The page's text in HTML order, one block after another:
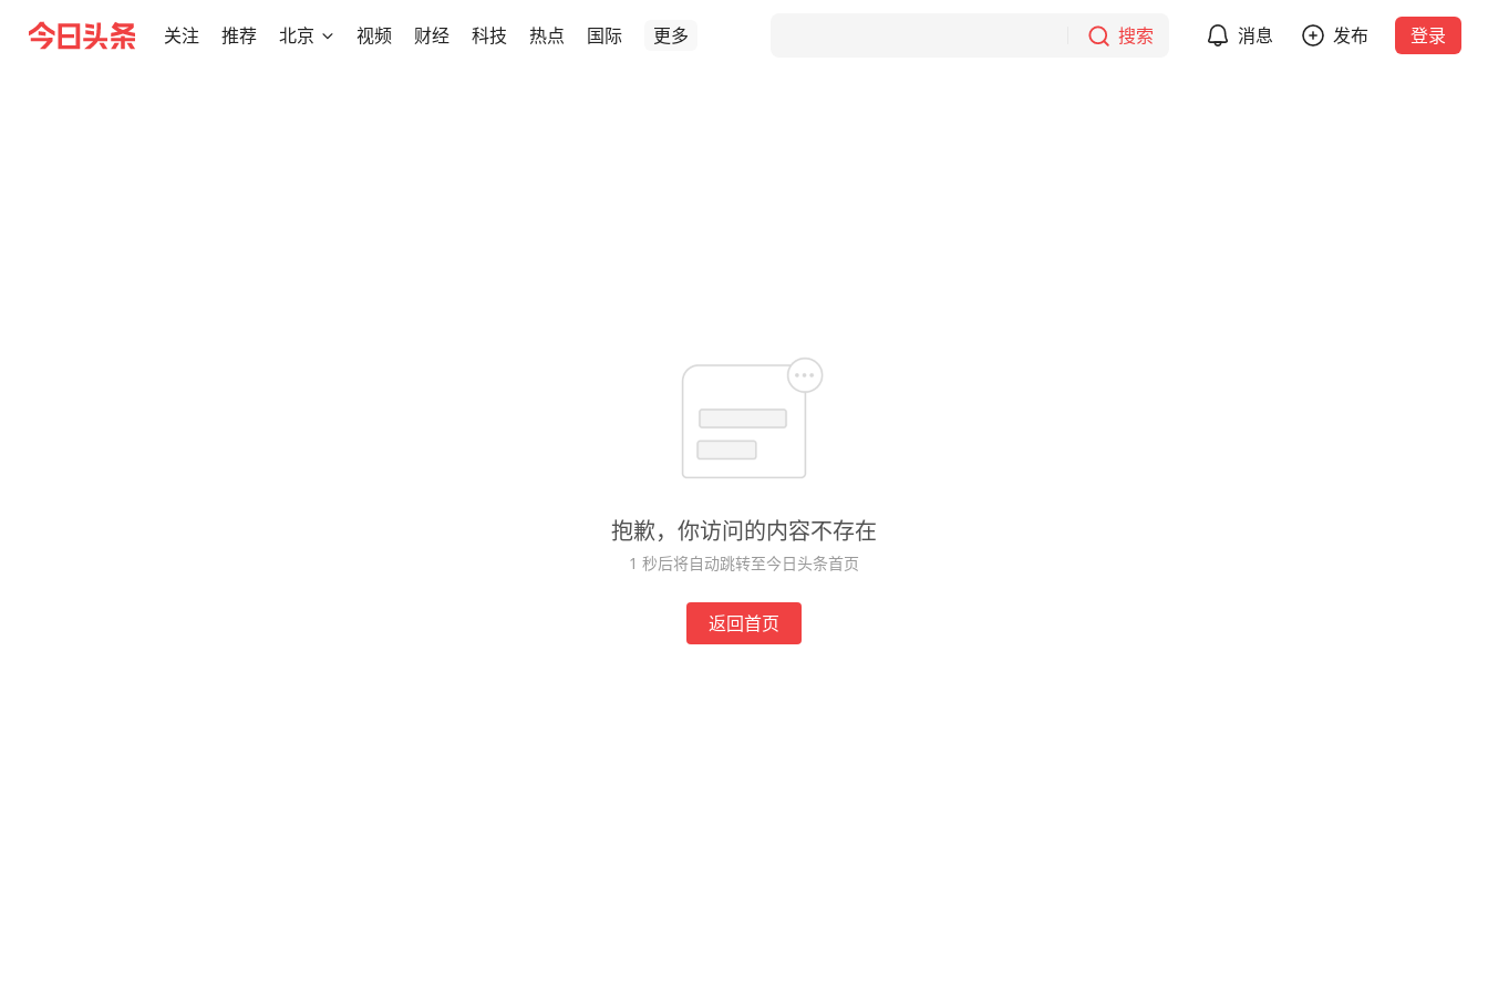
关注 推荐 北京 视频 财经 科技 热点 国际 更多 搜索 消息 发布 登录
抱歉，你访问的内容不存在
1 秒后将自动跳转至今日头条首页
返回首页